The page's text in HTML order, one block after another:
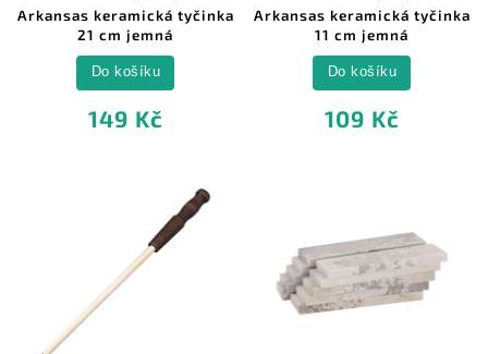
Arkansas keramická tyčinka
21 cm jemná
149 Kč
Do košíku
Arkansas keramická tyčinka
11 cm jemná
109 Kč
Do košíku